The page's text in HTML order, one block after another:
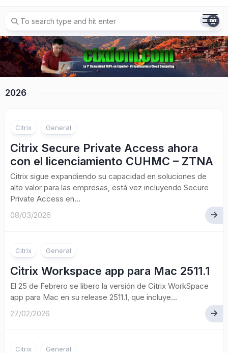
content
2026
Citrix General
Citrix Secure Private Access ahora
con el licenciamiento CUHMC – ZTNA
Citrix sigue expandiendo su capacidad en soluciones de
alto valor para las empresas, está vez incluyendo Secure
Private Access en...
08/03/2026
Citrix General
Citrix Workspace app para Mac 2511.1
El 25 de Febrero se libero la versión de Citrix WorkSpace
app para Mac en su release 2511.1, que incluye...
27/02/2026
Citrix General